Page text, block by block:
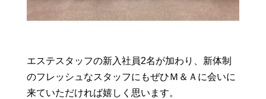
エステスタッフの新入社員2名が加わり、新体制
のフレッシュなスタッフにもぜひＭ＆Ａに会いに
来ていただければ嬉しく思います。